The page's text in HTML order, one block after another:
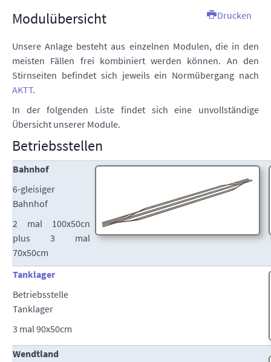
SUCHE
INTERN
Drucken
Modulübersicht
Unsere Anlage besteht aus einzelnen Modulen, die in den
meisten Fällen frei kombiniert werden können. An den
Stirnseiten befindet sich jeweils ein Normübergang nach
AKTT.
In der folgenden Liste findet sich eine unvollständige
Übersicht unserer Module.
Betriebsstellen
Bahnhof
6-gleisiger
Bahnhof
2 mal 100x50cn
plus 3 mal
70x50cm
Tanklager
Betriebsstelle
Tanklager
3 mal 90x50cm
Wendtland